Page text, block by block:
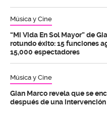
Música y Cine
“Mi Vida En Sol Mayor” de
rotundo éxito: 15 funciones
15,000 espectadores
Música y Cine
Gian Marco revela que se
después de una